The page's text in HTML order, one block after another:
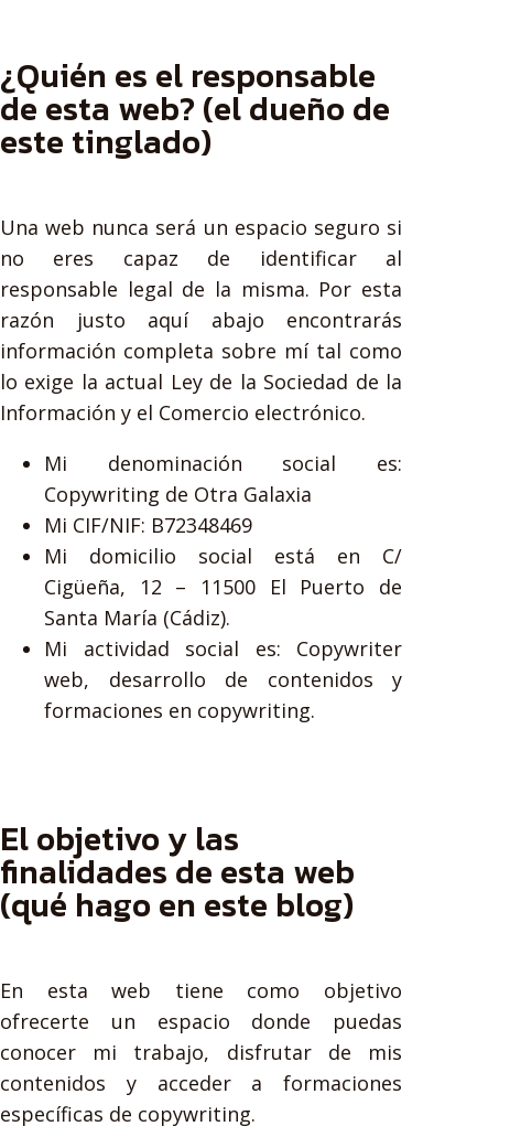
¿Quién es el responsable
de esta web? (el dueño de
este tinglado)
Una web nunca será un espacio seguro si
no eres capaz de identificar al
responsable legal de la misma. Por esta
razón justo aquí abajo encontrarás
información completa sobre mí tal como
lo exige la actual Ley de la Sociedad de la
Información y el Comercio electrónico.
Mi denominación social es:
Copywriting de Otra Galaxia
Mi CIF/NIF: B72348469
Mi domicilio social está en C/
Cigüeña, 12 – 11500 El Puerto de
Santa María (Cádiz).
Mi actividad social es: Copywriter
web, desarrollo de contenidos y
formaciones en copywriting.
El objetivo y las
finalidades de esta web
(qué hago en este blog)
En esta web tiene como objetivo
ofrecerte un espacio donde puedas
conocer mi trabajo, disfrutar de mis
contenidos y acceder a formaciones
específicas de copywriting.